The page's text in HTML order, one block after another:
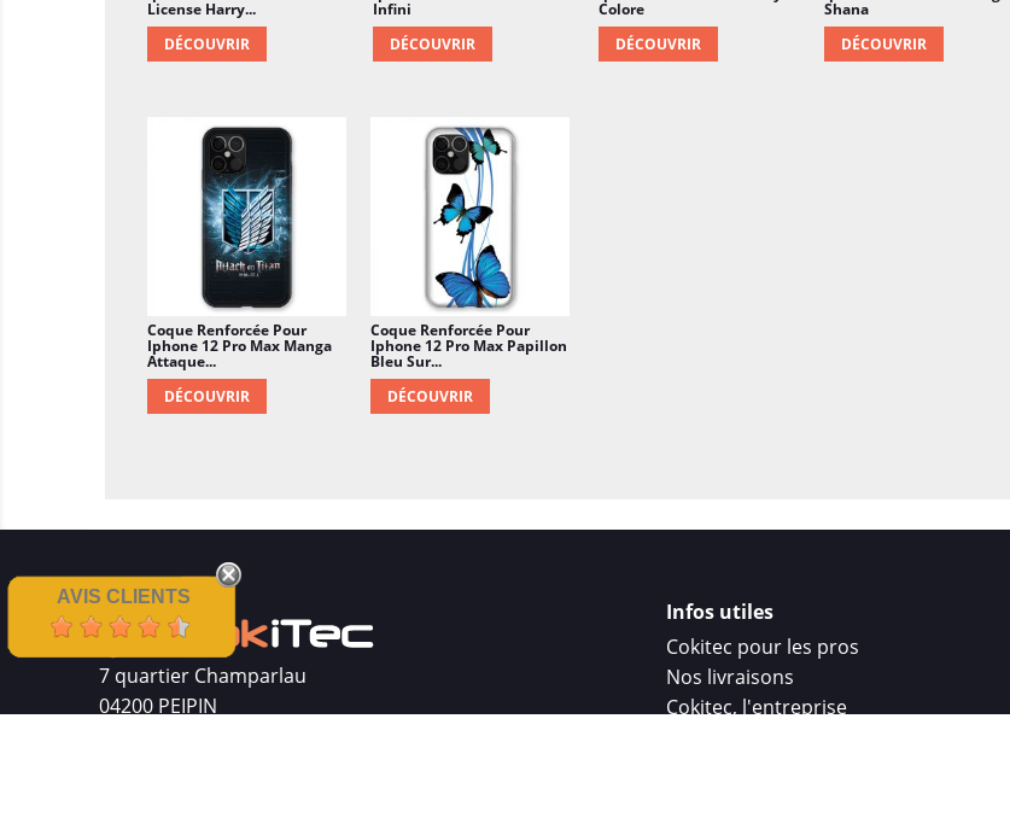
License Harry...
DÉCOUVRIR
Infini
DÉCOUVRIR
Colore
DÉCOUVRIR
Shana
DÉCOUVRIR
Coque Renforcée Pour
Iphone 12 Pro Max Manga
Attaque...
DÉCOUVRIR
Coque Renforcée Pour
Iphone 12 Pro Max Papillon
Bleu Sur...
DÉCOUVRIR
7 quartier Champarlau
04200 PEIPIN
Infos utiles
Cokitec pour les pros
Nos livraisons
Cokitec, l'entreprise
AVIS CLIENTS